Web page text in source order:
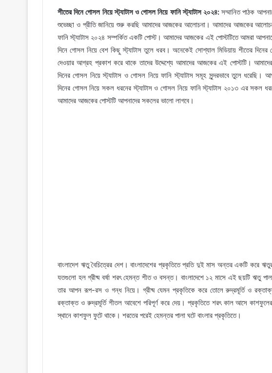
শীতের দিনে গোসল নিয়ে স্ট্যাটাস ও গোসল নিয়ে ফানি স্ট্যাটাস ২০২৪: সম্মানিত পাঠক
শুভেচ্ছা ও প্রীতি জানিয়ে শুরু করছি আমাদের আজকের আলোচনা। আমাদের আজকের
ফানি স্ট্যাটাস ২০২৪ সম্পর্কিত একটি পোস্ট। আমাদের আজকের এই পোস্টটিতে আমরা
দিনে গোসল নিয়ে বেশ কিছু স্ট্যাটাস তুলে ধরব। অনেকেই সোশ্যাল মিডিয়ায় শীতের দিনের
দেওয়ার আগ্রহ প্রকাশ করে থাকে তাদের উদ্দেশ্যে আমাদের আজকের এই পোস্টটি।
দিনের গোসল নিয়ে স্ট্যাটাস ও গোসল নিয়ে ফানি স্ট্যাটাস সমূহ সুন্দরভাবে তুলে
দিনের গোসল নিয়ে সকল ধরনের স্ট্যাটাস ও গোসল নিয়ে ফানি স্ট্যাটাস ২০১৩ এর সকল
আমাদের আজকের পোস্টটি আপনাদের সকলের ভালো লাগবে।
বাংলাদেশ ঋতু বৈচিত্রের দেশ। বাংলাদেশের প্রকৃতিতে প্রতি দুই মাস অন্তর একটি করে
যতগুলো হল গ্রীষ্ম বর্ষা শরৎ হেমন্ত শীত ও বসন্ত। বাংলাদেশে ১২ মাসে এই ছয়টি ঋতু
তার আপন রূপ-রস ও গন্ধ নিয়ে। গ্রীষ্ম যেমন প্রকৃতিকে করে তোলে রুদ্রমূর্তি ও রক্তাক্ত।
রক্তাক্ত ও রুদ্রমূর্তি শীতল আবেশে পরিপূর্ণ করে দেয়। প্রকৃতিতে শরৎ কাল আসে
স্থানে কাশফুল ফুটে থাকে। শরতের পরেই হেমন্তর পালা ঘটে বাংলার প্রকৃতিতে।